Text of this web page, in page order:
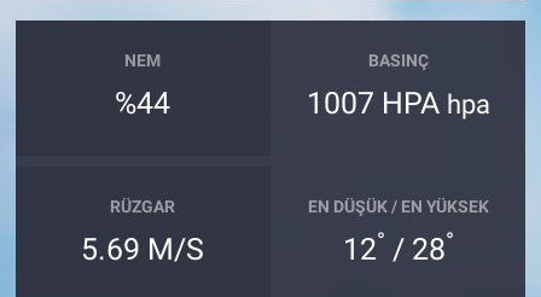
NEM
%44
BASINÇ
1007 HPA hpa
RÜZGAR
5.69 M/S
EN DÜŞÜK / EN YÜKSEK
12° / 28°